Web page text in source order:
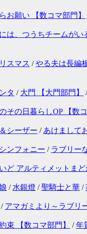
お願い 【数コマ部門】
は、つうちチームがい
スマス /やる夫は長編
タ / 大門 【大門部門】
その日暮らしOP 【数コ
シーザー / あけまして
ンフォニー / ラブリー
ど アルティメットまど
/ 水銀燈 /聖騎士と華 /
/ アマガミより～ラブリ
束 【数コマ部門】 /年